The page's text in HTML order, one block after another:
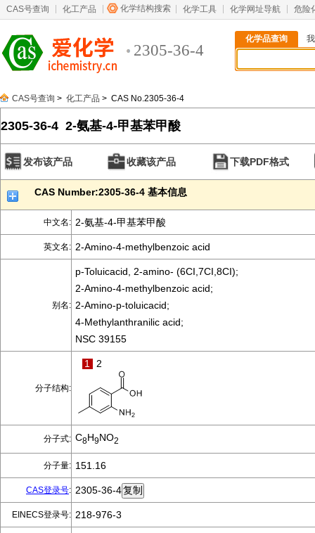
CAS号查询 化工产品 化学结构搜索 化学工具 化学网址导航 危险
2305-36-4
化学品查询
CAS号查询 > 化工产品 > CAS No.2305-36-4
2305-36-4 2-氨基-4-甲基苯甲酸
发布该产品 收藏该产品 下载PDF格式
CAS Number:2305-36-4 基本信息
中文名: 2-氨基-4-甲基苯甲酸
英文名: 2-Amino-4-methylbenzoic acid
别名:
p-Toluicacid, 2-amino- (6CI,7CI,8CI);
2-Amino-4-methylbenzoic acid;
2-Amino-p-toluicacid;
4-Methylanthranilic acid;
NSC 39155
分子结构:
1 2
分子式: C8H9NO2
分子量: 151.16
CAS登录号: 2305-36-4
EINECS登录号: 218-976-3